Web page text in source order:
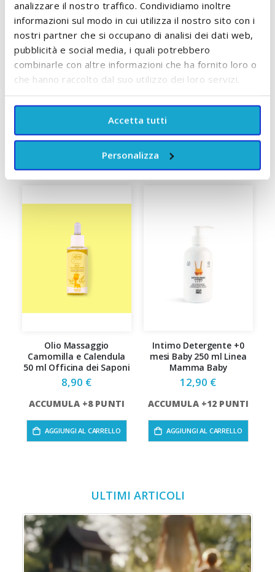
analizzare il nostro traffico. Condividiamo inoltre
informazioni sul modo in cui utilizza il nostro sito con i
nostri partner che si occupano di analisi dei dati web,
pubblicità e social media, i quali potrebbero
combinarle con altre informazioni che ha fornito loro o
che hanno raccolto dal suo utilizzo dei loro servizi.
Accetta tutti
Personalizza
Happy
A partire da
12,90 €
ACCUMULA +12 PUNTI
11/17 Kg
A partire da
10,90 €
ACCUMULA +10 PUNTI
SCOPRI TUTTI I PRODOTTI DEL BRAND
Olio Massaggio
Camomilla e Calendula
50 ml Officina dei Saponi
8,90 €
ACCUMULA +8 PUNTI
AGGIUNGI AL CARRELLO
Intimo Detergente +0
mesi Baby 250 ml Linea
Mamma Baby
12,90 €
ACCUMULA +12 PUNTI
AGGIUNGI AL CARRELLO
ULTIMI ARTICOLI